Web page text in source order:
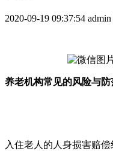
2020-09-19 09:37:54 admin
养老机构常见的风险与防
入住老人的人身损害赔